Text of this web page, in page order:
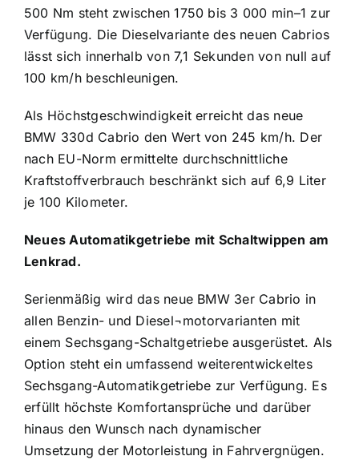
500 Nm steht zwischen 1750 bis 3 000 min–1 zur
Verfügung. Die Dieselvariante des neuen Cabrios
lässt sich innerhalb von 7,1 Sekunden von null auf
100 km/h beschleunigen.
Als Höchstgeschwindigkeit erreicht das neue
BMW 330d Cabrio den Wert von 245 km/h. Der
nach EU-Norm ermittelte durchschnittliche
Kraftstoffverbrauch beschränkt sich auf 6,9 Liter
je 100 Kilometer.
Neues Automatikgetriebe mit Schaltwippen am
Lenkrad.
Serienmäßig wird das neue BMW 3er Cabrio in
allen Benzin- und Diesel¬motorvarianten mit
einem Sechsgang-Schaltgetriebe ausgerüstet. Als
Option steht ein umfassend weiterentwickeltes
Sechsgang-Automatikgetriebe zur Verfügung. Es
erfüllt höchste Komfortansprüche und darüber
hinaus den Wunsch nach dynamischer
Umsetzung der Motorleistung in Fahrvergnügen.